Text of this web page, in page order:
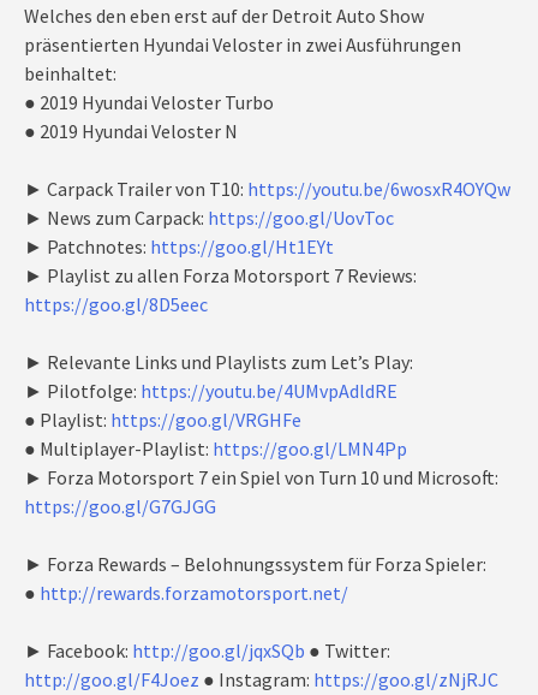
Welches den eben erst auf der Detroit Auto Show
präsentierten Hyundai Veloster in zwei Ausführungen
beinhaltet:
● 2019 Hyundai Veloster Turbo
● 2019 Hyundai Veloster N
► Carpack Trailer von T10: https://youtu.be/6wosxR4OYQw
► News zum Carpack: https://goo.gl/UovToc
► Patchnotes: https://goo.gl/Ht1EYt
► Playlist zu allen Forza Motorsport 7 Reviews:
https://goo.gl/8D5eec
► Relevante Links und Playlists zum Let’s Play:
► Pilotfolge: https://youtu.be/4UMvpAdldRE
● Playlist: https://goo.gl/VRGHFe
● Multiplayer-Playlist: https://goo.gl/LMN4Pp
► Forza Motorsport 7 ein Spiel von Turn 10 und Microsoft:
https://goo.gl/G7GJGG
► Forza Rewards – Belohnungssystem für Forza Spieler:
● http://rewards.forzamotorsport.net/
► Facebook: http://goo.gl/jqxSQb ● Twitter:
http://goo.gl/F4Joez ● Instagram: https://goo.gl/zNjRJC